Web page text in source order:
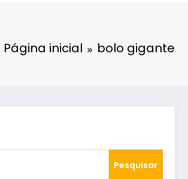
Página inicial bolo gigante
Pesquisar